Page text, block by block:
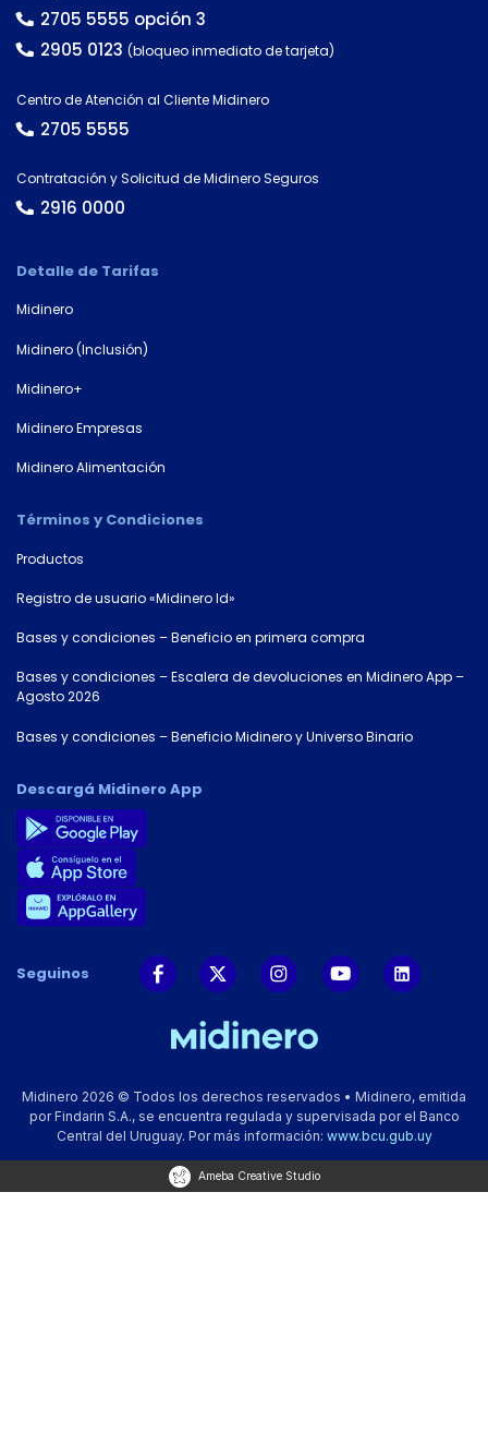
2705 5555 opción 3
2905 0123 (bloqueo inmediato de tarjeta)
Centro de Atención al Cliente Midinero
2705 5555
Contratación y Solicitud de Midinero Seguros
2916 0000
Detalle de Tarifas
Midinero
Midinero (Inclusión)
Midinero+
Midinero Empresas
Midinero Alimentación
Términos y Condiciones
Productos
Registro de usuario «Midinero Id»
Bases y condiciones – Beneficio en primera compra
Bases y condiciones – Escalera de devoluciones en Midinero App –
Agosto 2026
Bases y condiciones – Beneficio Midinero y Universo Binario
Descargá Midinero App
Seguinos
Midinero 2026 © Todos los derechos reservados • Midinero, emitida
por Findarin S.A., se encuentra regulada y supervisada por el Banco
Central del Uruguay. Por más información: www.bcu.gub.uy
Ameba Creative Studio